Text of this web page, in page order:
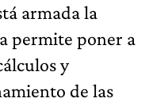
armada la
permite poner a
y
de las